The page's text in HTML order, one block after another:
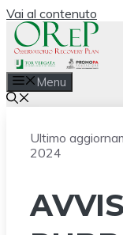
Vai al contenuto
Menu
Ultimo
2024